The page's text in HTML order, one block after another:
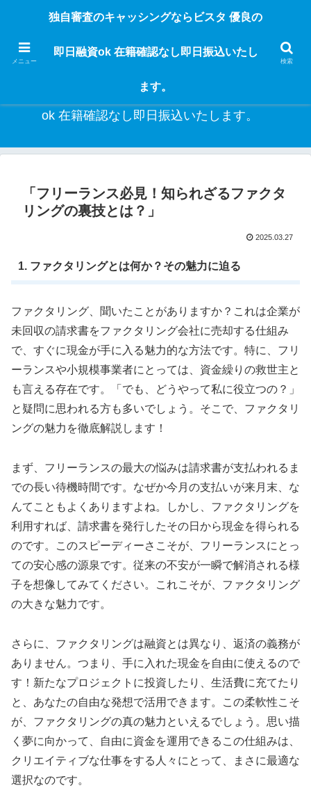
独自審査のフリーローンならビスタなら24時間365日 在籍確認なしで借りれる
な入用があっても安心！融資率97％！仕事をしている人ならブラックでも給料
日返済の１ヶ月融資で借りられるから安心！
独自審査のキャッシングならビスタ 優良の即日融資
ok 在籍確認なし即日振込いたします。
「フリーランス必見！知られざるファクタ
リングの裏技とは？」
2025.03.27
1. ファクタリングとは何か？その魅力に迫る
ファクタリング、聞いたことがありますか？これは企業が
未回収の請求書をファクタリング会社に売却する仕組み
で、すぐに現金が手に入る魅力的な方法です。特に、フリ
ーランスや小規模事業者にとっては、資金繰りの救世主と
も言える存在です。「でも、どうやって私に役立つの？」
と疑問に思われる方も多いでしょう。そこで、ファクタリ
ングの魅力を徹底解説します！
まず、フリーランスの最大の悩みは請求書が支払われるま
での長い待機時間です。なぜか今月の支払いが来月末、な
んてこともよくありますよね。しかし、ファクタリングを
利用すれば、請求書を発行したその日から現金を得られる
のです。このスピーディーさこそが、フリーランスにとっ
ての安心感の源泉です。従来の不安が一瞬で解消される様
子を想像してみてください。これこそが、ファクタリング
の大きな魅力です。
さらに、ファクタリングは融資とは異なり、返済の義務が
ありません。つまり、手に入れた現金を自由に使えるので
す！新たなプロジェクトに投資したり、生活費に充てたり
と、あなたの自由な発想で活用できます。この柔軟性こそ
が、ファクタリングの真の魅力といえるでしょう。思い描
く夢に向かって、自由に資金を運用できるこの仕組みは、
クリエイティブな仕事をする人々にとって、まさに最適な
選択なのです。
メニュー
独自審査のキャッシングならビスタ 優良の
即日融資ok 在籍確認なし即日振込いたし
ます。
検索